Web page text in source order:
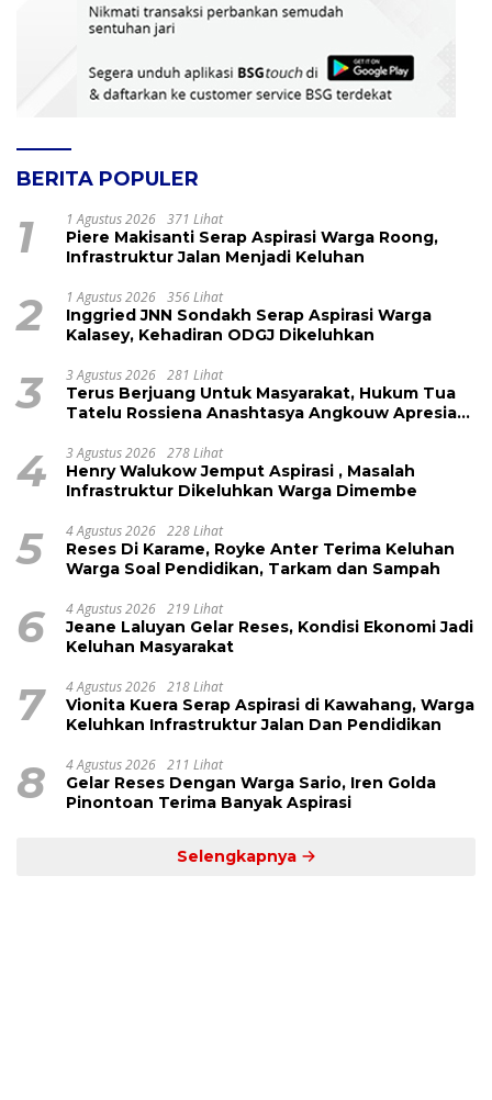
BERITA POPULER
1 1 Agustus 2026 371 Lihat
Piere Makisanti Serap Aspirasi Warga Roong,
Infrastruktur Jalan Menjadi Keluhan
2 1 Agustus 2026 356 Lihat
Inggried JNN Sondakh Serap Aspirasi Warga
Kalasey, Kehadiran ODGJ Dikeluhkan
3 3 Agustus 2026 281 Lihat
Terus Berjuang Untuk Masyarakat, Hukum Tua
Tatelu Rossiena Anashtasya Angkouw Apresiasi
4 3 Agustus 2026 278 Lihat
Henry Walukow Jemput Aspirasi , Masalah
Infrastruktur Dikeluhkan Warga Dimembe
5 4 Agustus 2026 228 Lihat
Reses Di Karame, Royke Anter Terima Keluhan
Warga Soal Pendidikan, Tarkam dan Sampah
6 4 Agustus 2026 219 Lihat
Jeane Laluyan Gelar Reses, Kondisi Ekonomi Jadi
Keluhan Masyarakat
7 4 Agustus 2026 218 Lihat
Vionita Kuera Serap Aspirasi di Kawahang, Warga
Keluhkan Infrastruktur Jalan Dan Pendidikan
8 4 Agustus 2026 211 Lihat
Gelar Reses Dengan Warga Sario, Iren Golda
Pinontoan Terima Banyak Aspirasi
Selengkapnya